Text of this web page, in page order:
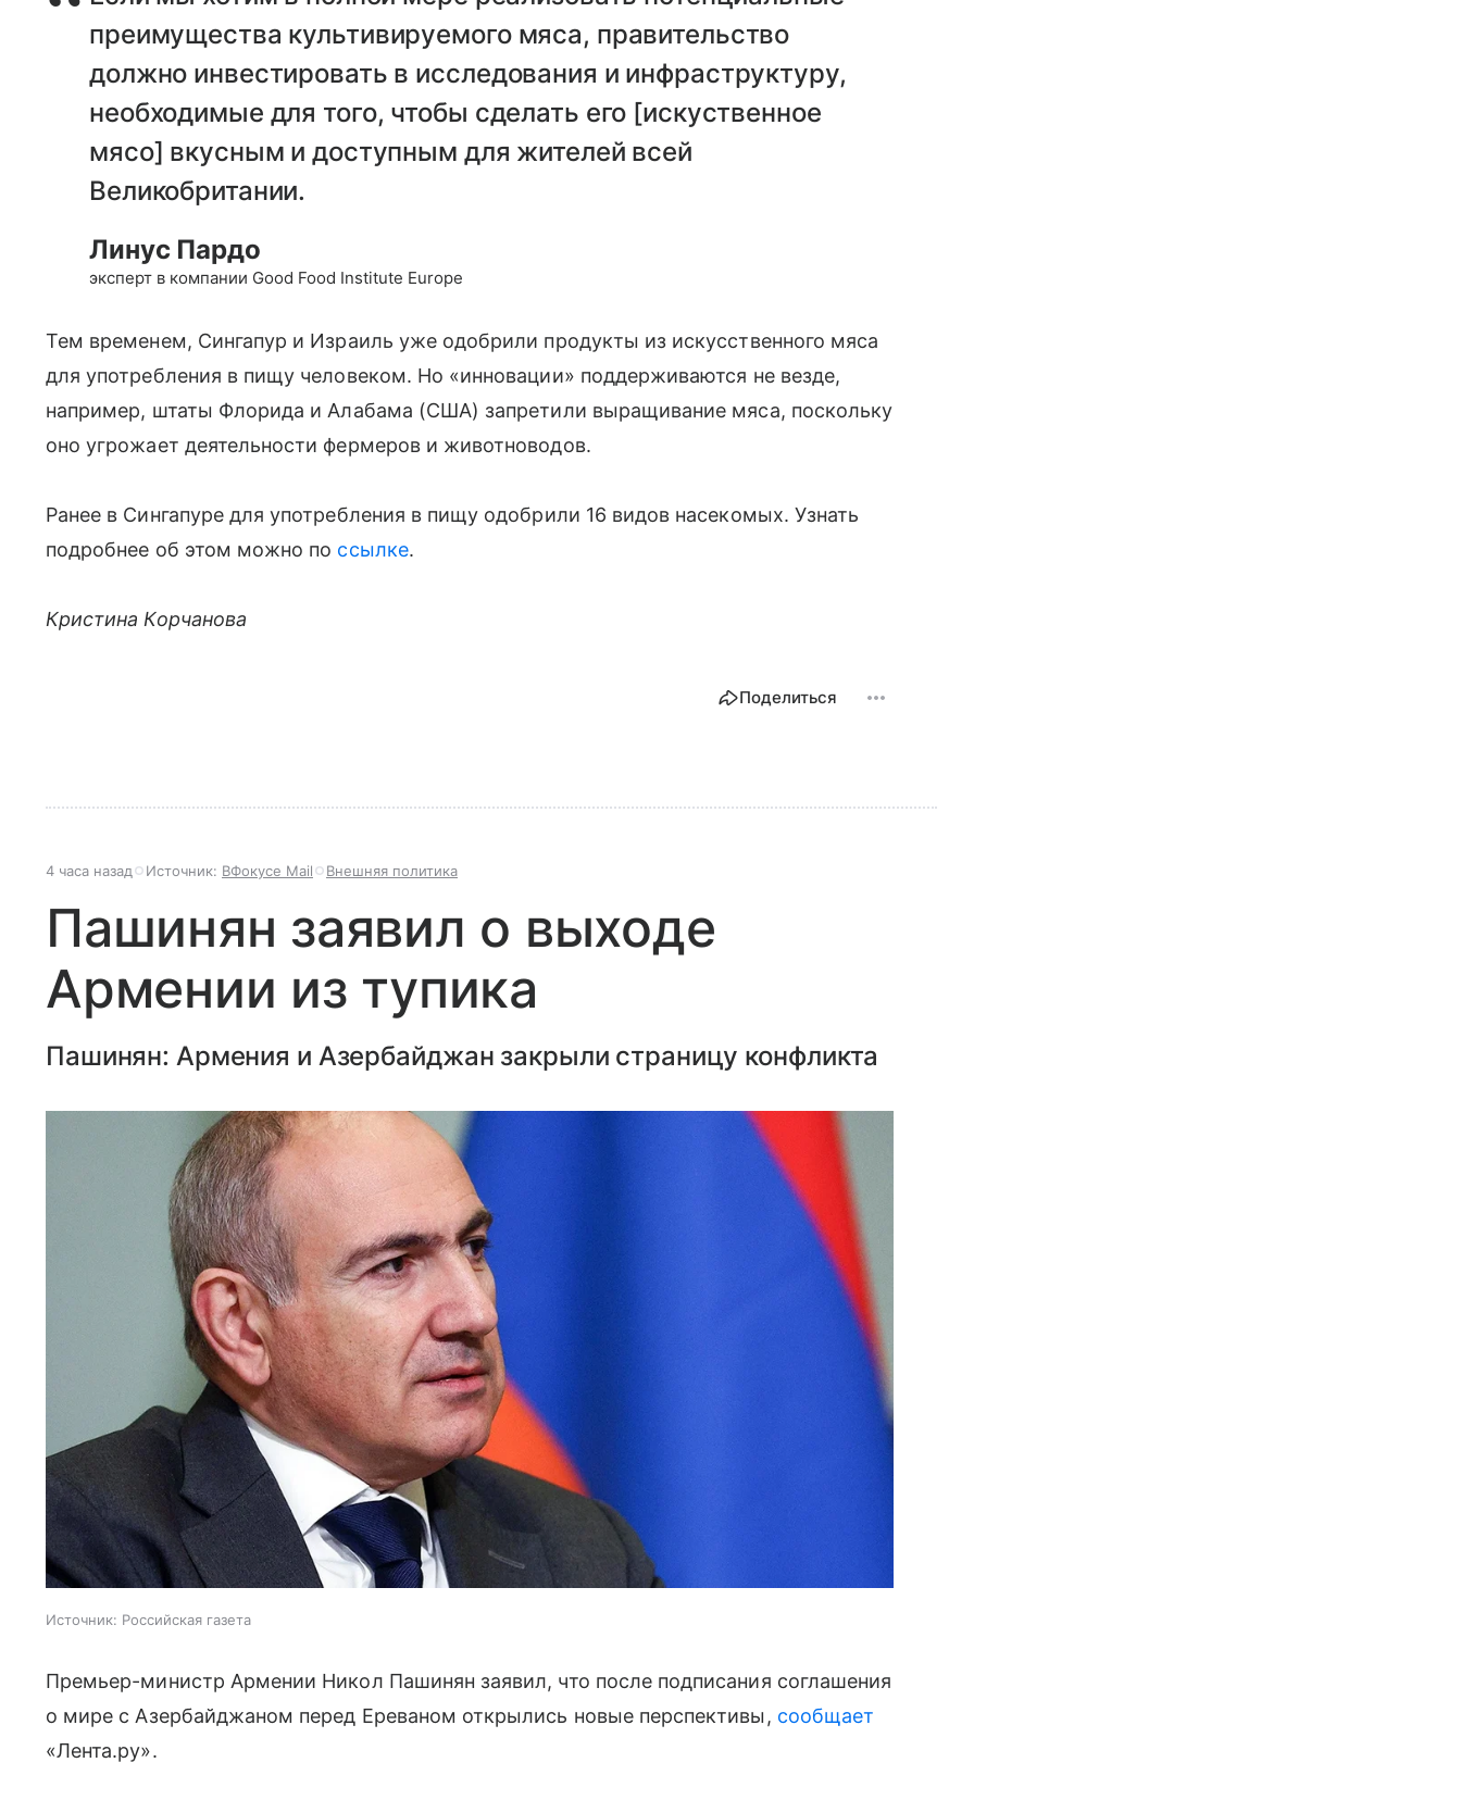
преимущества культивируемого мяса, правительство
должно инвестировать в исследования и инфраструктуру,
необходимые для того, чтобы сделать его [искуственное
мясо] вкусным и доступным для жителей всей
Великобритании.
Линус Пардо
эксперт в компании Good Food Institute Europe
Тем временем, Сингапур и Израиль уже одобрили продукты из искусственного мяса
для употребления в пищу человеком. Но «инновации» поддерживаются не везде,
например, штаты Флорида и Алабама (США) запретили выращивание мяса, поскольку
оно угрожает деятельности фермеров и животноводов.
Ранее в Сингапуре для употребления в пищу одобрили 16 видов насекомых. Узнать
подробнее об этом можно по ссылке.
Кристина Корчанова
Поделиться
4 часа назад Источник: ВФокусе Mail Внешняя политика
Пашинян заявил о выходе
Армении из тупика
Пашинян: Армения и Азербайджан закрыли страницу конфликта
Источник: Российская газета
Премьер-министр Армении Никол Пашинян заявил, что после подписания соглашения
о мире с Азербайджаном перед Ереваном открылись новые перспективы, сообщает
«Лента.ру».